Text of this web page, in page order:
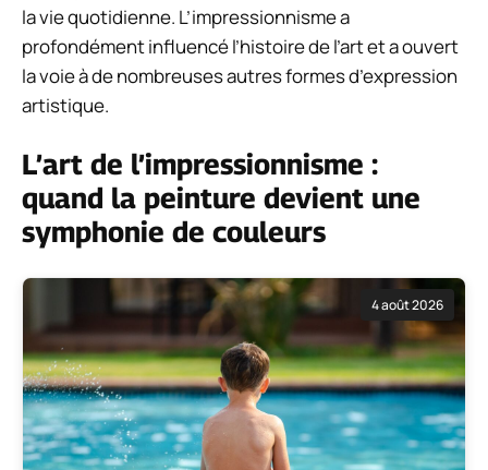
la vie quotidienne. L’impressionnisme a
profondément influencé l’histoire de l’art et a ouvert
la voie à de nombreuses autres formes d’expression
artistique.
L’art de l’impressionnisme :
quand la peinture devient une
symphonie de couleurs
4 août 2026